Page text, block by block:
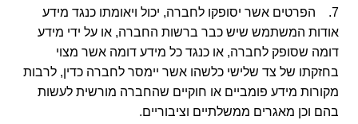
7. הפרטים אשר יסופקו לחברה, יכול ויאומתו כנגד מידע
אודות המשתמש שיש כבר ברשות החברה, או על ידי מידע
דומה שסופק לחברה, או כנגד כל מידע דומה אשר מצוי
בחזקתו של צד שלישי כלשהו אשר יימסר לחברה כדין, לרבות
מקורות מידע פומביים או חוקיים שהחברה מורשית לעשות
בהם וכן מאגרים ממשלתיים וציבוריים.